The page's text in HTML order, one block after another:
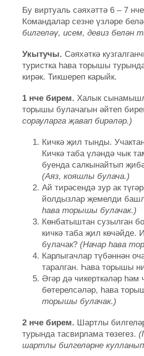
Бу виртуаль сәяхәттә 6 – 7
Командалар сезне үзләре
билгеләү, исем, девиз белән
Укытучы. Сәяхәткә
туристка һава торышы
кирәк. Тикшереп карыйк.
1 нче бирем. Халык
торышы булачагын әйтеп
сорауларга җавап бирәләр.)
Кичкә җил тынды.
Кичкә таба үләндә чык
буенда салкынайтып
(Аяз, кояшлы булача.)
Ай тирәсендә зур ак
йолдызлар җемелди
һава торышы булачак.)
Көнбатыштан сузылган
кичкә таба җил көчәйде.
булачак? (Начар һава
Карлыгачлар түбәннән
таралган. Һава торышы
Әгәр дә чикерткәләр һәм
бөтерелсәләр, һава
торышы булачак.)
2 нче бирем. Шартлы
турында тасвирлама төзегез.
шартлы билгеләрне